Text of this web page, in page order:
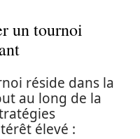
un tournoi
réside dans la
au long de la
élevé :